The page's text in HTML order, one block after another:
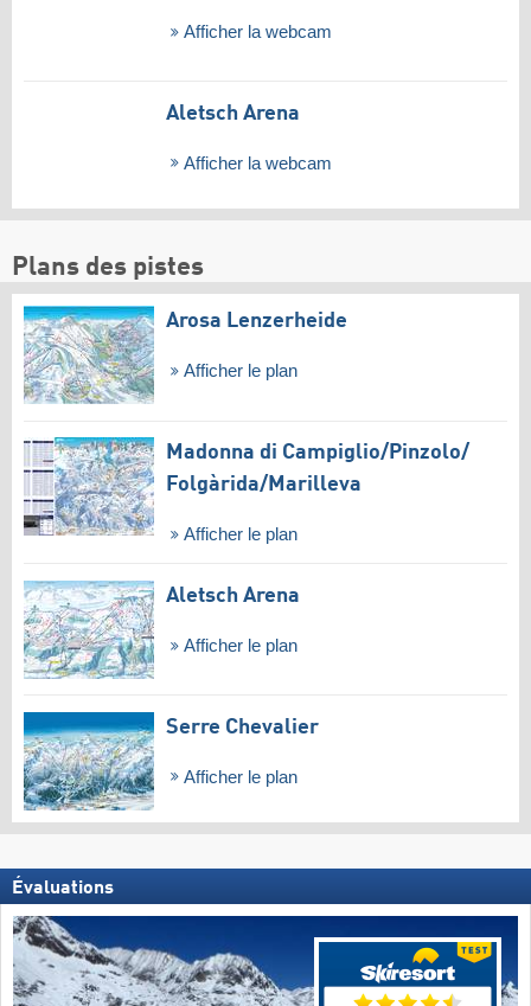
Afficher la webcam
Aletsch Arena
Afficher la webcam
Plans des pistes
Arosa Lenzerheide
Afficher le plan
Madonna di Campiglio/​Pinzolo/​
Folgàrida/​Marilleva
Afficher le plan
Aletsch Arena
Afficher le plan
Serre Chevalier
Afficher le plan
Évaluations